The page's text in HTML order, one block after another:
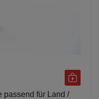
passend für Land /